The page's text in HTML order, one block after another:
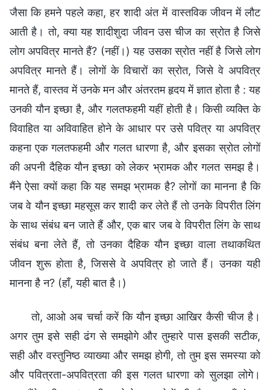
जैसा कि हमने पहले कहा, हर शादी अंत में वास्तविक जीवन में लौट
आती है। तो, क्या यह शादीशुदा जीवन उस चीज का स्रोत है जिसे
लोग अपवित्र मानते हैं? (नहीं।) यह उसका स्रोत नहीं है जिसे लोग
अपवित्र मानते हैं। लोगों के विचारों का स्रोत, जिसे वे अपवित्र
मानते हैं, वास्तव में उनके मन और अंतरतम हृदय में ज्ञात होता है : यह
उनकी यौन इच्छा है, और गलतफहमी यहीं होती है। किसी व्यक्ति के
विवाहित या अविवाहित होने के आधार पर उसे पवित्र या अपवित्र
कहना एक गलतफहमी और गलत धारणा है, और इसका स्रोत लोगों
की अपनी दैहिक यौन इच्छा को लेकर भ्रामक और गलत समझ है।
मैंने ऐसा क्यों कहा कि यह समझ भ्रामक है? लोगों का मानना है कि
जब वे यौन इच्छा महसूस कर शादी कर लेते हैं तो उनके विपरीत लिंग
के साथ संबंध बन जाते हैं और, एक बार जब वे विपरीत लिंग के साथ
संबंध बना लेते हैं, तो उनका दैहिक यौन इच्छा वाला तथाकथित
जीवन शुरू होता है, जिससे वे अपवित्र हो जाते हैं। उनका यही
मानना है न? (हाँ, यही बात है।)
तो, आओ अब चर्चा करें कि यौन इच्छा आखिर कैसी चीज है।
अगर तुम इसे सही ढंग से समझोगे और तुम्हारे पास इसकी सटीक,
सही और वस्तुनिष्ठ व्याख्या और समझ होगी, तो तुम इस समस्या को
और पवित्रता-अपवित्रता की इस गलत धारणा को सुलझा लोगे।